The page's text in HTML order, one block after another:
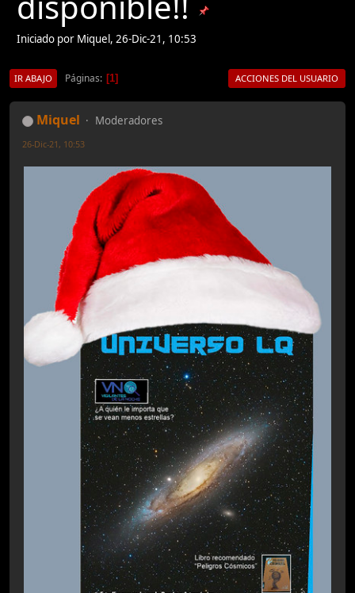
Iniciado por Miquel, 26-Dic-21, 10:53
IR ABAJO Páginas 1 ACCIONES DEL USUARIO
Miquel Moderadores
26-Dic-21, 10:53